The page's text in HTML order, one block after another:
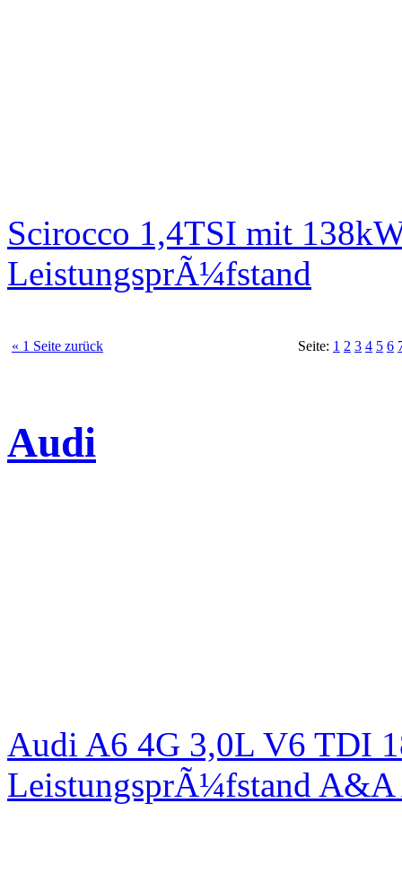
Scirocco 1,4TSI mit
LeistungsprÃ¼fstand
« 1 Seite zurück Seite: 1 2 3 4 5 6
Audi
Audi A6 4G 3,0L V6 TDI
LeistungsprÃ¼fstand